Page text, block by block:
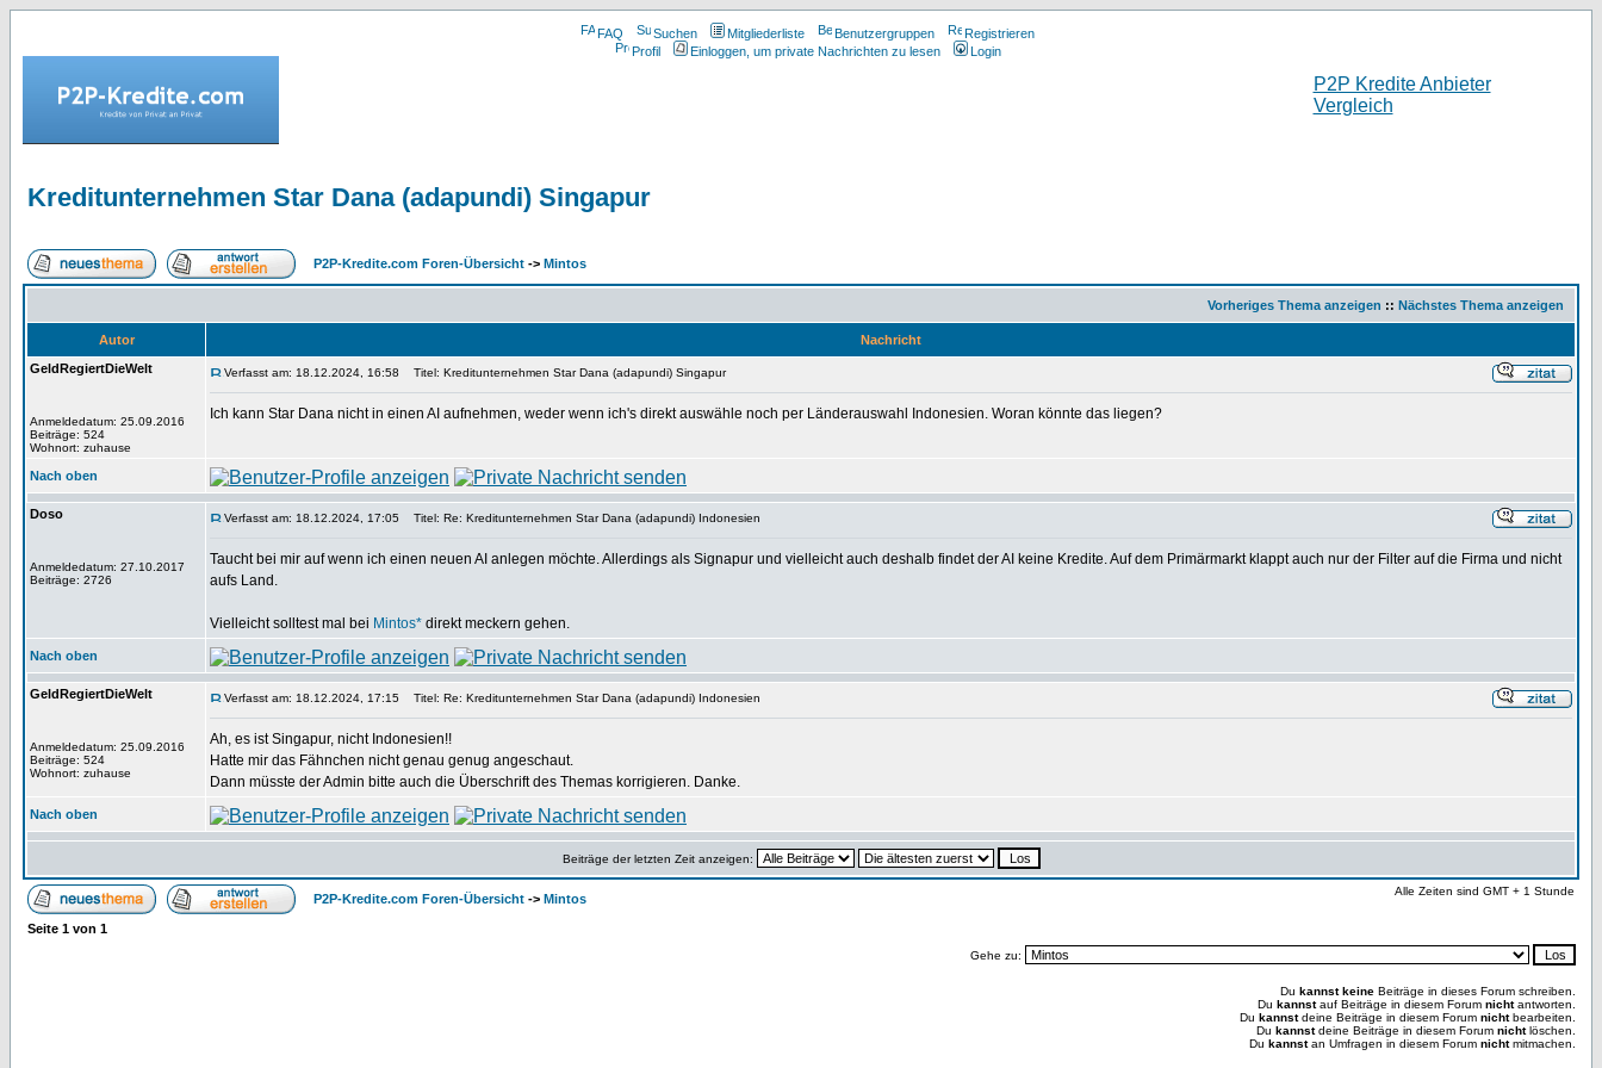
FAQ Suchen Mitgliederliste Benutzergruppen
Registrieren
Profil
Einloggen, um private Nachrichten zu lesen Login
P2P Kredite Anbieter
Vergleich
Kreditunternehmen Star Dana (adapundi) Singapur
P2P-Kredite.com Foren-Übersicht -> Mintos
Vorheriges Thema anzeigen :: Nächstes Thema anzeigen
Autor
Nachricht
GeldRegiertDieWelt
Anmeldedatum: 25.09.2016
Beiträge: 524
Wohnort: zuhause
Verfasst am: 18.12.2024, 16:58 Titel: Kreditunternehmen Star Dana (adapundi) Singapur
Ich kann Star Dana nicht in einen AI aufnehmen, weder wenn ich's direkt auswähle noch per Länderauswahl Indonesien. Woran könnte das liegen?
Nach oben
Doso
Anmeldedatum: 27.10.2017
Beiträge: 2726
Verfasst am: 18.12.2024, 17:05 Titel: Re: Kreditunternehmen Star Dana (adapundi) Indonesien
Taucht bei mir auf wenn ich einen neuen AI anlegen möchte. Allerdings als Signapur und vielleicht auch deshalb findet der AI keine Kredite. Auf dem Primärmarkt klappt auch nur der Filter auf die Firma und nicht
aufs Land.
Vielleicht solltest mal bei Mintos* direkt meckern gehen.
Nach oben
GeldRegiertDieWelt
Anmeldedatum: 25.09.2016
Beiträge: 524
Wohnort: zuhause
Verfasst am: 18.12.2024, 17:15 Titel: Re: Kreditunternehmen Star Dana (adapundi) Indonesien
Ah, es ist Singapur, nicht Indonesien!!
Hatte mir das Fähnchen nicht genau genug angeschaut.
Dann müsste der Admin bitte auch die Überschrift des Themas korrigieren. Danke.
Nach oben
Beiträge der letzten Zeit anzeigen:
P2P-Kredite.com Foren-Übersicht -> Mintos
Alle Zeiten sind GMT + 1 Stunde
Seite 1 von 1
Gehe zu:
Du kannst keine Beiträge in dieses Forum schreiben.
Du kannstauf Beiträge in diesem Forum nichtantworten.
Du kannstdeine Beiträge in diesem Forum nichtbearbeiten.
Du kannstdeine Beiträge in diesem Forum nichtlöschen.
Du kannstan Umfragen in diesem Forum nichtmitmachen.